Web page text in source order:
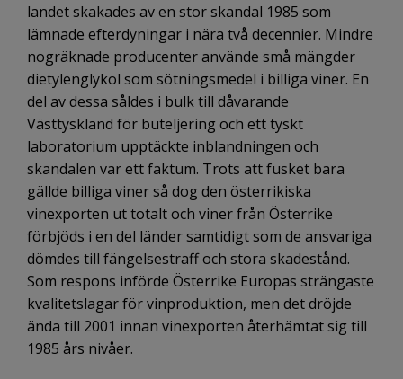
landet skakades av en stor skandal 1985 som
lämnade efterdyningar i nära två decennier. Mindre
nogräknade producenter använde små mängder
dietylenglykol som sötningsmedel i billiga viner. En
del av dessa såldes i bulk till dåvarande
Västtyskland för buteljering och ett tyskt
laboratorium upptäckte inblandningen och
skandalen var ett faktum. Trots att fusket bara
gällde billiga viner så dog den österrikiska
vinexporten ut totalt och viner från Österrike
förbjöds i en del länder samtidigt som de ansvariga
dömdes till fängelsestraff och stora skadestånd.
Som respons införde Österrike Europas strängaste
kvalitetslagar för vinproduktion, men det dröjde
ända till 2001 innan vinexporten återhämtat sig till
1985 års nivåer.